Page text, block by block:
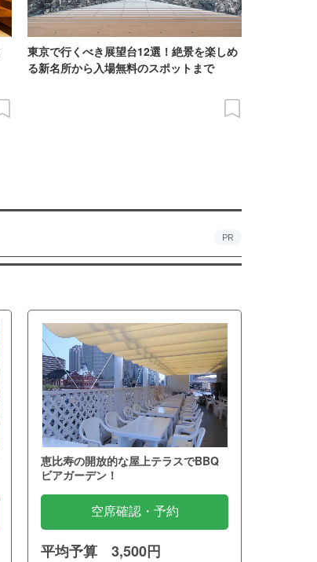
東京で行くべき展望台12選！絶景を楽しめ
る新名所から入場無料のスポットまで
PR
恵比寿の開放的な屋上テラスでBBQ
ビアガーデン！
空席確認・予約
平均予算 3,500円